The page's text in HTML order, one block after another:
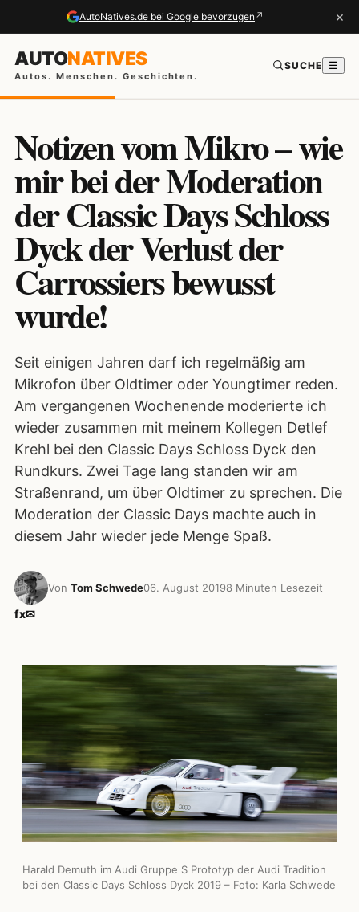
AutoNatives.de bei Google bevorzugen ↗ ×
AUTONATIVES
Autos. Menschen. Geschichten.
SUCHE ☰
Notizen vom Mikro – wie
mir bei der Moderation
der Classic Days Schloss
Dyck der Verlust der
Carrossiers bewusst
wurde!
Seit einigen Jahren darf ich regelmäßig am
Mikrofon über Oldtimer oder Youngtimer reden.
Am vergangenen Wochenende moderierte ich
wieder zusammen mit meinem Kollegen Detlef
Krehl bei den Classic Days Schloss Dyck den
Rundkurs. Zwei Tage lang standen wir am
Straßenrand, um über Oldtimer zu sprechen. Die
Moderation der Classic Days machte auch in
diesem Jahr wieder jede Menge Spaß.
Von Tom Schwede06. August 20198 Minuten Lesezeit
fx✉
Harald Demuth im Audi Gruppe S Prototyp der Audi Tradition
bei den Classic Days Schloss Dyck 2019 – Foto: Karla Schwede